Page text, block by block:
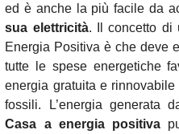
ed è anche la più facile da
sua elettricità. Il concetto
Energia Positiva è che deve
tutte le spese energetiche
energia gratuita e
fossili. L’energia generata
Casa a energia positiva